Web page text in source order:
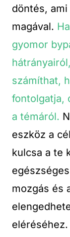
döntés,
magával.
gyomor
számíthat,
fontolgatja,
a témáról.
eszköz a
kulcsa a te
mozgás és